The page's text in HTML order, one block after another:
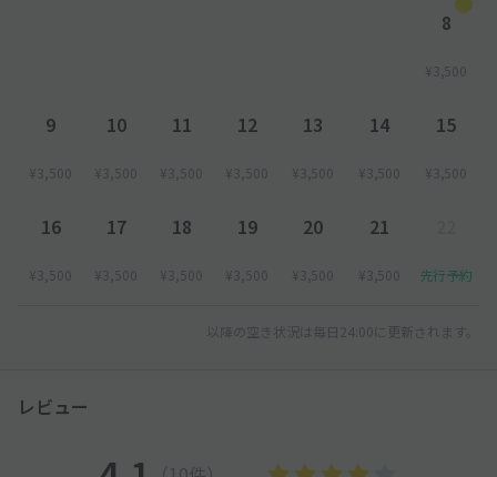
●駐車場の制限サイズ内であることをご確認のうえ、ご予約をお
※車検証記載の寸法は車両本体のみとなります。
①アンテナが取り外し又はたためること
・ルーフキャリア（金具のみ含む）搭載車両
・サイドミラーが折りたためない車両
※外国車・スポーツカーなどのタイヤ幅が広い車は利用できない
8
¥3,500
9
¥3,500
10
¥3,500
11
¥3,500
12
¥3,500
13
¥3,500
14
¥3,500
15
¥3,500
16
¥3,500
17
¥3,500
18
¥3,500
19
¥3,500
20
¥3,500
21
¥3,500 先行予約
以降の空き状況は毎日24:00に更新されます。
レビュー